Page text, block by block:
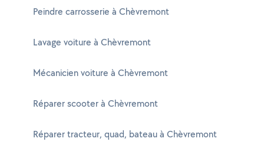
Peindre carrosserie à Chèvremont
Lavage voiture à Chèvremont
Mécanicien voiture à Chèvremont
Réparer scooter à Chèvremont
Réparer tracteur, quad, bateau à Chèvremont